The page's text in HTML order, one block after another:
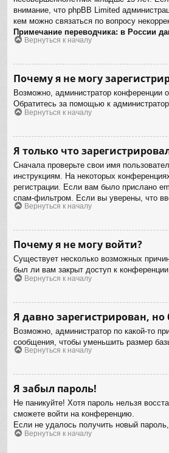
внимание, что phpBB Limited
кем можно связаться по вопросу
Примечание переводчика: в России
Вернуться к началу
Почему я не могу
Возможно, администратор конференции
Обратитесь за помощью к
Вернуться к началу
Я только что
Сначала проверьте свои имя
инструкциям. На некоторых
регистрации. Если вам было прислано
спам-фильтром. Если вы уверены, что
Вернуться к началу
Почему я не могу войти?
Существует несколько возможных
был ли вам закрыт доступ к
Вернуться к началу
Я давно зарегистрирован,
Возможно, администратор по какой-то
сообщения, чтобы уменьшить размер
Вернуться к началу
Я забыл пароль!
Не паникуйте! Хотя пароль нельзя
сможете войти на конференцию.
Если не удалось получить новый
Вернуться к началу